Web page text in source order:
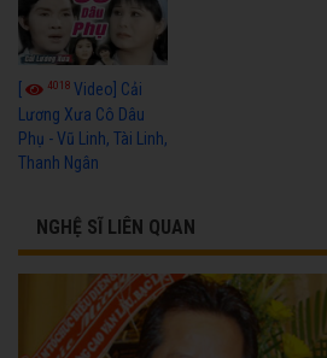
4018 Video] Cải
Lương Xưa Cô Dâu
Phụ - Vũ Linh, Tài Linh,
Thanh Ngân
NGHỆ SĨ LIÊN QUAN